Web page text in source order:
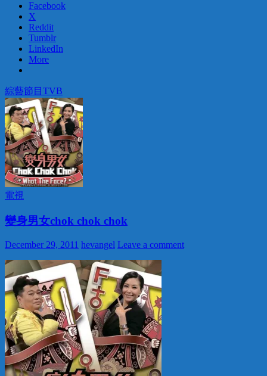
Facebook
X
Reddit
Tumblr
LinkedIn
More
綜藝節目 TVB
電視
變身男女chok chok chok
December 29, 2011 hevangel Leave a comment